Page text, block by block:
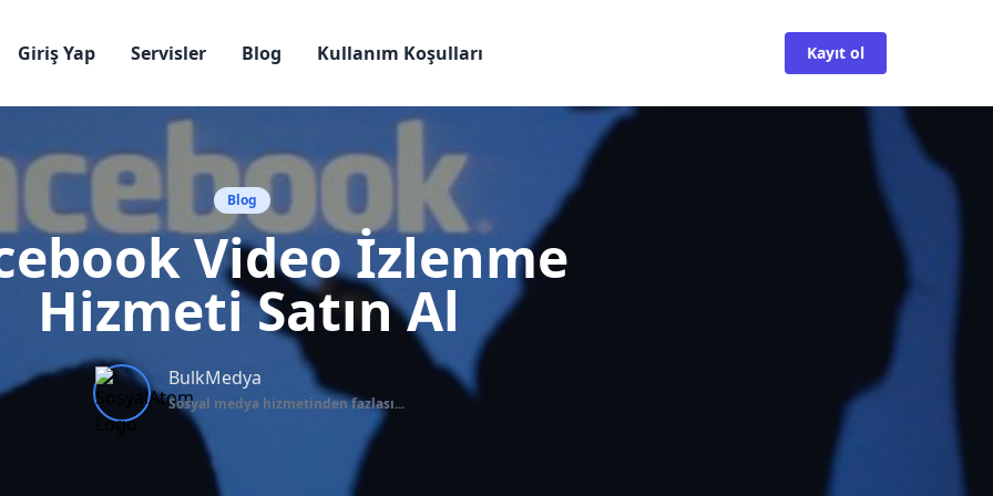
Giriş Yap Servisler Blog Kullanım Koşulları Kayıt ol
Blog
Video İzlenme
Hizmeti Satın Al
BulkMedya
Sosyal medya hizmetinden fazlası...